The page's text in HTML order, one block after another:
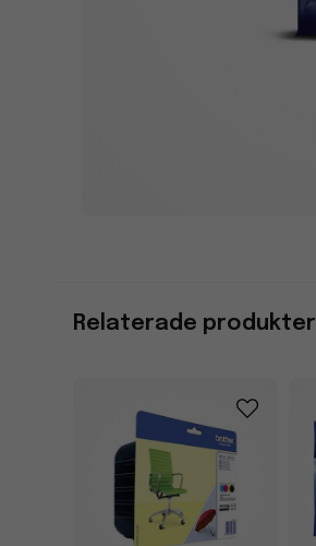
Relaterade produkter